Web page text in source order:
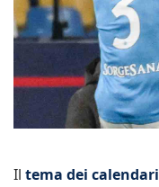
Il tema dei calendari